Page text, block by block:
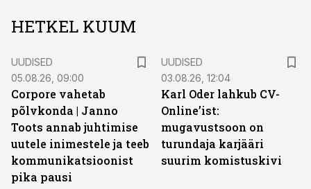
HETKEL KUUM
UUDISED
05.08.26, 09:00
Corpore vahetab
põlvkonda | Janno
Toots annab juhtimise
uutele inimestele ja teeb
kommunikatsioonist
pika pausi
UUDISED
03.08.26, 12:04
Karl Oder lahkub CV-
Online’ist:
mugavustsoon on
turundaja karjääri
suurim komistuskivi